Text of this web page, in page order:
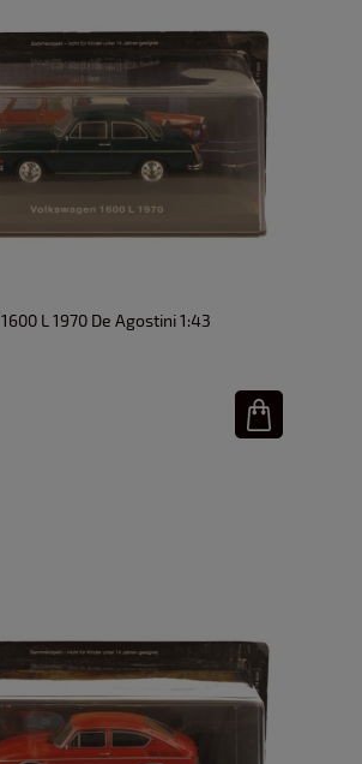
L 1970 De Agostini 1:43